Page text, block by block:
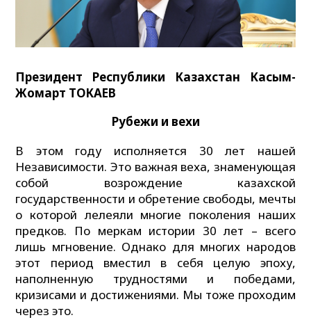
Президент Республики Казахстан Касым-
Жомарт ТОКАЕВ
Рубежи и вехи
В этом году исполняется 30 лет нашей
Независимости. Это важная веха, знаменующая
собой возрождение казахской
государственности и обретение свободы, мечты
о которой лелеяли многие поколения наших
предков. По меркам истории 30 лет – всего
лишь мгновение. Однако для многих народов
этот период вместил в себя целую эпоху,
наполненную трудностями и победами,
кризисами и достижениями. Мы тоже проходим
через это.